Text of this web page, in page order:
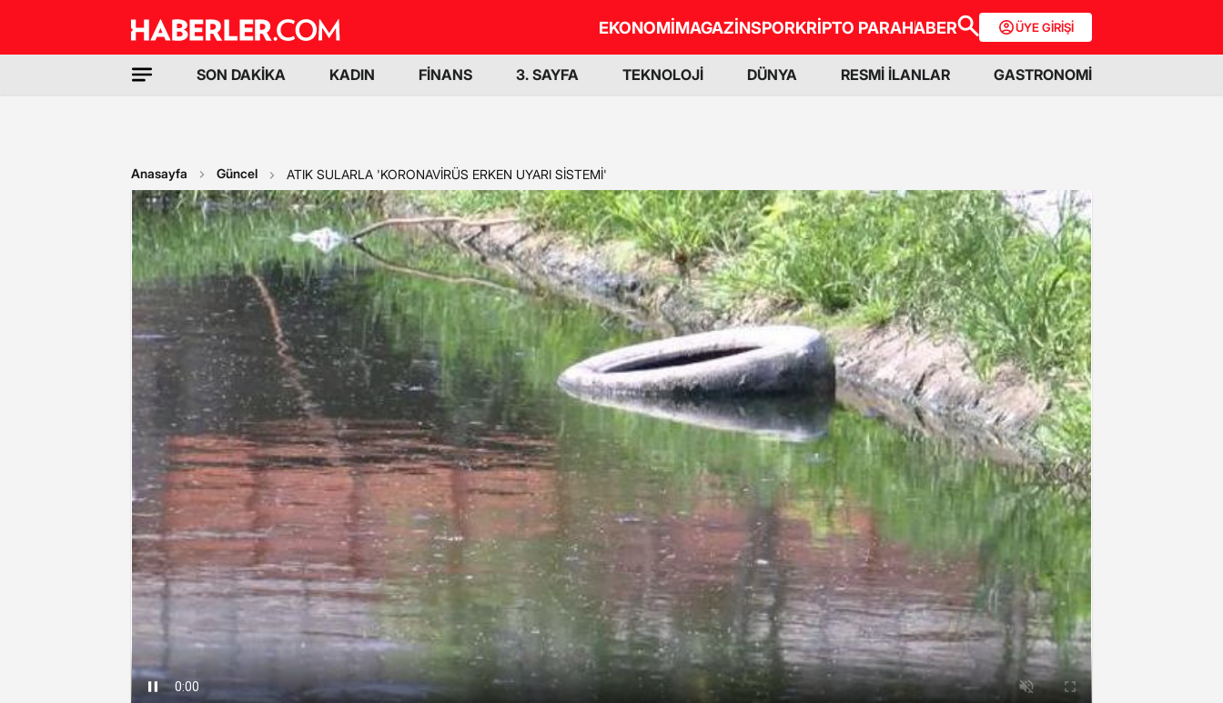
EKONOMİMAGAZİNSPORKRİPTO PARAHABER ÜYE GİRİŞİ
SON DAKİKA KADIN FİNANS 3. SAYFA TEKNOLOJİ DÜNYA RESMİ İLANLAR GASTRONOMİ
Anasayfa Güncel ATIK SULARLA 'KORONAVİRÜS ERKEN UYARI SİSTEMİ'